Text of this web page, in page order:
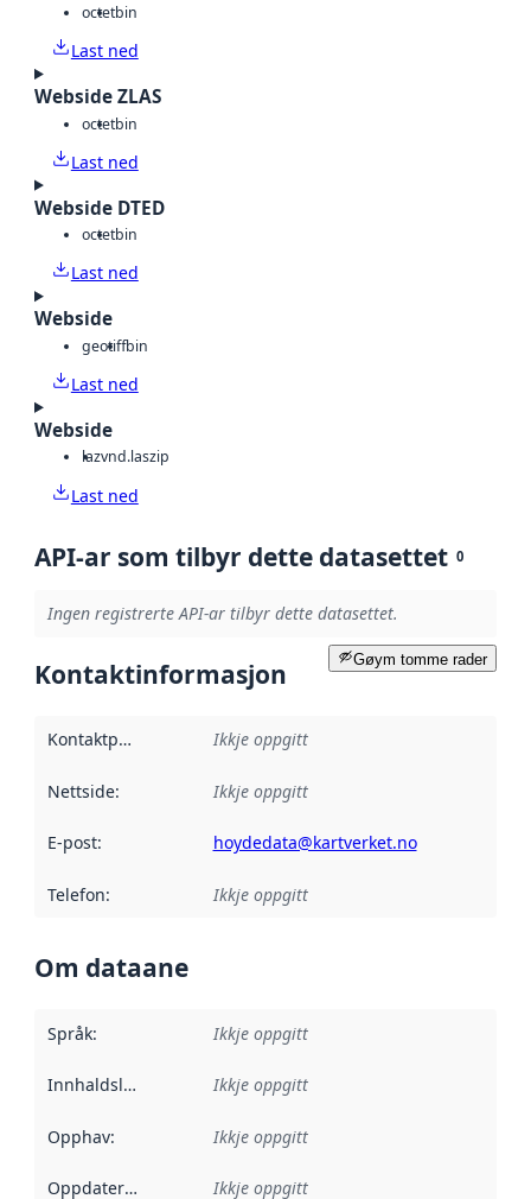
octetbin
Last ned
Webside ZLAS
octetbin
Last ned
Webside DTED
octetbin
Last ned
Webside
geotiffbin
Last ned
Webside
lazvnd.laszip
Last ned
API-ar som tilbyr dette datasettet 0
Ingen registrerte API-ar tilbyr dette datasettet.
Gøym tomme rader
Kontaktinformasjon
Kontaktpunkt Ikkje oppgitt
Nettside: Ikkje oppgitt
E-post: hoydedata@kartverket.no
Telefon: Ikkje oppgitt
Om dataane
Språk: Ikkje oppgitt
Innhaldsleverandørar :
Ikkje oppgitt
Opphav: Ikkje oppgitt
Oppdateringsfrekvens :
Ikkje oppgitt